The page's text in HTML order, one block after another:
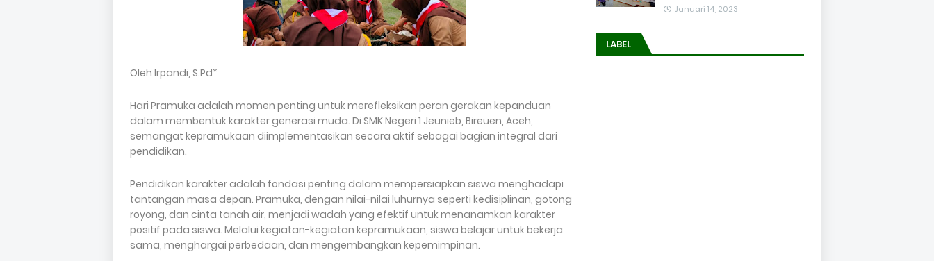
Oleh Irpandi, S.Pd*
Hari Pramuka adalah momen penting untuk merefleksikan peran gerakan kepanduan
dalam membentuk karakter generasi muda. Di SMK Negeri 1 Jeunieb, Bireuen, Aceh,
semangat kepramukaan diimplementasikan secara aktif sebagai bagian integral dari
pendidikan.
Pendidikan karakter adalah fondasi penting dalam mempersiapkan siswa menghadapi
tantangan masa depan. Pramuka, dengan nilai-nilai luhurnya seperti kedisiplinan, gotong
royong, dan cinta tanah air, menjadi wadah yang efektif untuk menanamkan karakter
positif pada siswa. Melalui kegiatan-kegiatan kepramukaan, siswa belajar untuk bekerja
sama, menghargai perbedaan, dan mengembangkan kepemimpinan.
Januari 14, 2023
LABEL